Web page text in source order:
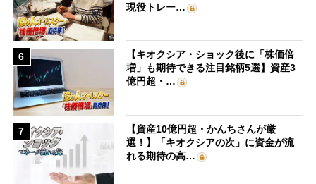
現役トレー…
6
【キオクシア・ショック後に「株価倍
増」も期待できる注目銘柄5選】資産3
億円超・…
7
【資産10億円超・かんちさんが厳
選！】「キオクシアの次」に資金が流
れる期待の高…